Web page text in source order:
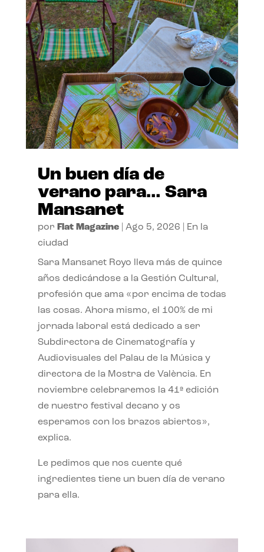
Un buen día de
verano para… Sara
Mansanet
por Flat Magazine| Ago 5, 2026
En la
ciudad
Sara Mansanet Royo lleva más de quince
años dedicándose a la Gestión Cultural,
profesión que ama «por encima de todas
las cosas. Ahora mismo, el 100% de mi
jornada laboral está dedicado a ser
Subdirectora de Cinematografía y
Audiovisuales del Palau de la Música y
directora de la Mostra de València. En
noviembre celebraremos la 41ª edición
de nuestro festival decano y os
esperamos con los brazos abiertos»,
explica.
Le pedimos que nos cuente qué
ingredientes tiene un buen día de verano
para ella.